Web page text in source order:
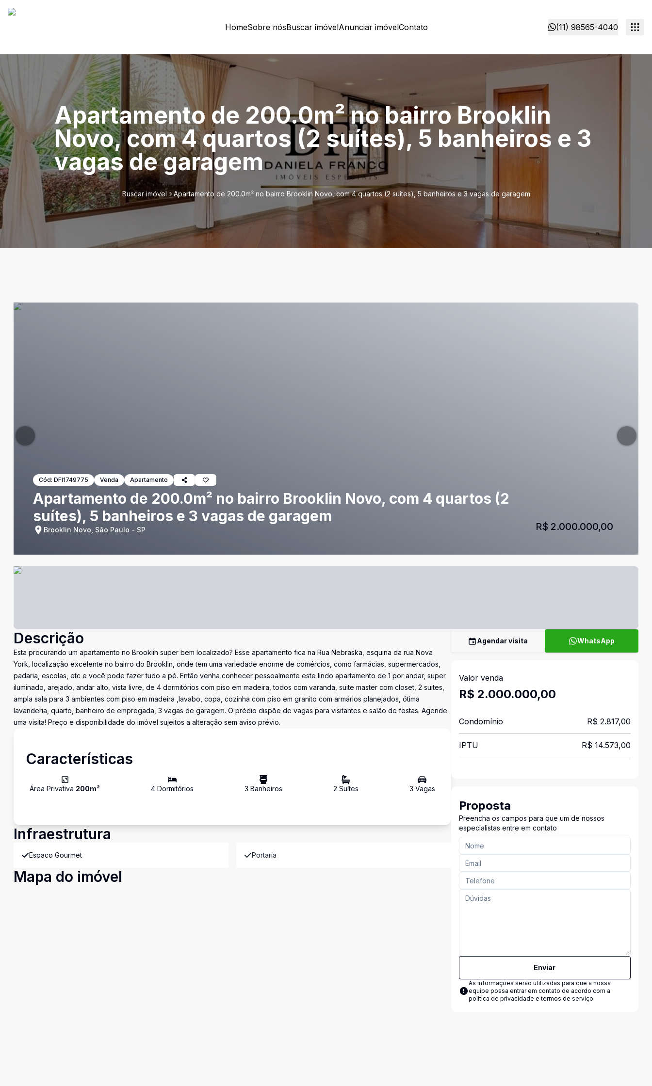
HomeSobre nósBuscar imóvelAnunciar imóvelContato (11) 98565-4040
Apartamento de 200.0m² no bairro Brooklin
Novo, com 4 quartos (2 suítes), 5 banheiros e 3
vagas de garagem
Buscar imóvel Apartamento de 200.0m² no bairro Brooklin Novo, com 4 quartos (2 suítes), 5 banheiros e 3 vagas de garagem
Cód: DFI1749775 Venda Apartamento
Apartamento de 200.0m² no bairro Brooklin Novo, com 4 quartos (2
suítes), 5 banheiros e 3 vagas de garagem
Brooklin Novo, São Paulo - SP R$ 2.000.000,00
Descrição
Esta procurando um apartamento no Brooklin super bem localizado? Esse apartamento fica na Rua Nebraska, esquina da rua Nova
York, localização excelente no bairro do Brooklin, onde tem uma variedade enorme de comércios, como farmácias, supermercados,
padaria, escolas, etc e você pode fazer tudo a pé. Então venha conhecer pessoalmente este lindo apartamento de 1 por andar, super
iluminado, arejado, andar alto, vista livre, de 4 dormitórios com piso em madeira, todos com varanda, suite master com closet, 2 suites,
ampla sala para 3 ambientes com piso em madeira ,lavabo, copa, cozinha com piso em granito com armários planejados, ótima
lavanderia, quarto, banheiro de empregada, 3 vagas de garagem. O prédio dispõe de vagas para visitantes e salão de festas. Agende
uma visita! Preço e disponibilidade do imóvel sujeitos a alteração sem aviso prévio.
Características
Área Privativa 200m² 4Dormitórios 3 Banheiros 2 Suítes 3 Vagas
Infraestrutura
Espaco Gourmet Portaria
Mapa do imóvel
Agendar visita WhatsApp
Valor venda
R$ 2.000.000,00
Condomínio R$ 2.817,00
IPTU R$ 14.573,00
Proposta
Preencha os campos para que um de nossos
especialistas entre em contato
Enviar
As informações serão utilizadas para que a nossa
equipe possa entrar em contato de acordo com a
política de privacidade e termos de serviço